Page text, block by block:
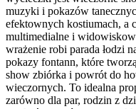
muzyki i pokazów
efektownych kostiumach, a
multimedialne i
wrażenie robi parada łodzi
pokazy fontann, które
show zbiórka i powrót do
wieczornych. To idealna
zarówno dla par, rodzin z